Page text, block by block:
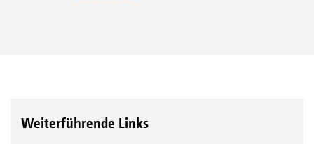
Weiterführende Links